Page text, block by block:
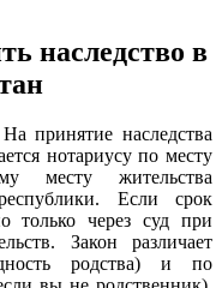
наследство в
принятие наследства
нотариусу по месту
месту жительства
Если срок
только через суд при
Закон различает
родства) и по